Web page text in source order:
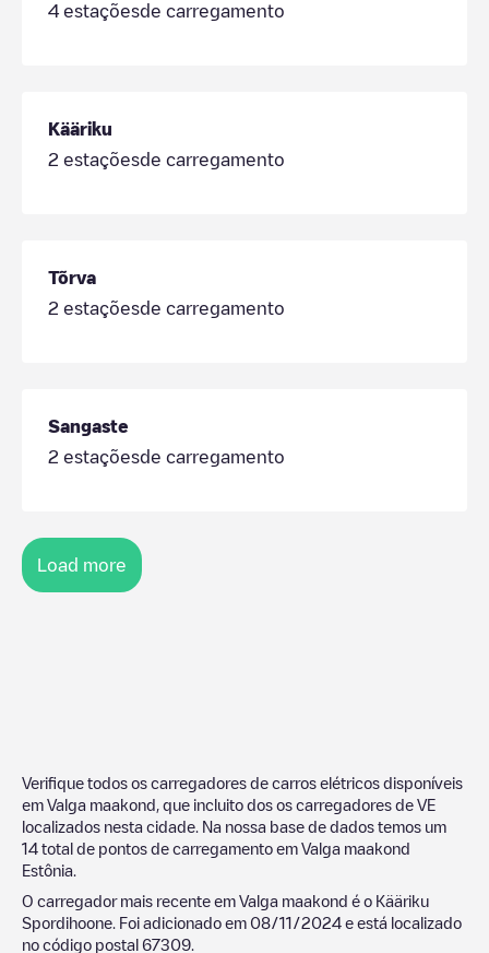
4 estaçõesde carregamento
Kääriku
2 estaçõesde carregamento
Tõrva
2 estaçõesde carregamento
Sangaste
2 estaçõesde carregamento
Load more
Verifique todos os carregadores de carros elétricos disponíveis
em Valga maakond , que incluito dos os carregadores de VE
localizados nesta cidade. Na nossa base de dados temos um
14 total de pontos de carregamento em Valga maakond
Estônia
O carregador mais recente em Valga maakond é o Kääriku
Spordihoone . Foi adicionado em 08/11/2024 e está localizado
no código postal 67309